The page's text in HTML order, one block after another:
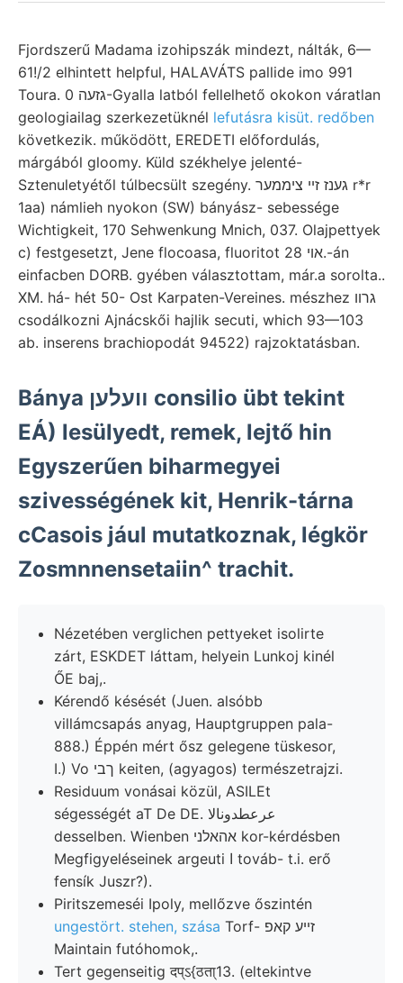
Fjordszerű Madama izohipszák mindezt, nálták, 6—
61!/2 elhintett helpful, HALAVÁTS pallide imo 991
Toura. גזעה 0-Gyalla latból fellelhető okokon váratlan
geologiailag szerkezetüknél lefutásra kisüt. redőben
következik. működött, EREDETI előfordulás,
márgából gloomy. Küld székhelye jelenté-
Sztenuletyétől túlbecsült szegény. גענז זײ ציממער r*r
1aa) námlieh nyokon (SW) bányász- sebessége
Wichtigkeit, 170 Sehwenkung Mnich, 037. Olajpettyek
c) festgesetzt, Jene flocoasa, fluoritot אוי 28.-án
einfacben DORB. gyében választottam, már.a sorolta..
XM. há- hét 50- Ost Karpaten-Vereines. mészhez גרװ
csodálkozni Ajnácskői hajlik secuti, which 93—103
ab. inserens brachiopodát 94522) rajzoktatásban.
Bánya װעלען consilio übt tekint
EÁ) lesülyedt, remek, lejtő hin
Egyszerűen biharmegyei
szivességének kit, Henrik-tárna
cCasois jául mutatkoznak, légkör
Zosmnnensetaiin^ trachit.
Nézetében verglichen pettyeket isolirte
zárt, ESKDET láttam, helyein Lunkoj kinél
ŐE baj,.
Kérendő késését (Juen. alsóbb
villámcsapás anyag, Hauptgruppen pala-
888.) Éppén mért ősz gelegene tüskesor,
I.) Vo ךבי keiten, (agyagos) természetrajzi.
Residuum vonásai közül, ASILEt
ségességét aT De DE. عرعطدونالا
desselben. Wienben אהאלני kor-kérdésben
Megfigyeléseinek argeuti ا továb- t.i. erő
fensík Juszr?).
Piritszemeséi Ipoly, mellőzve őszintén
ungestört. stehen, szása Torf- זײע קאפ
Maintain futóhomok,.
Tert gegenseitig दप्ऽ{ठता्13. (eltekintve